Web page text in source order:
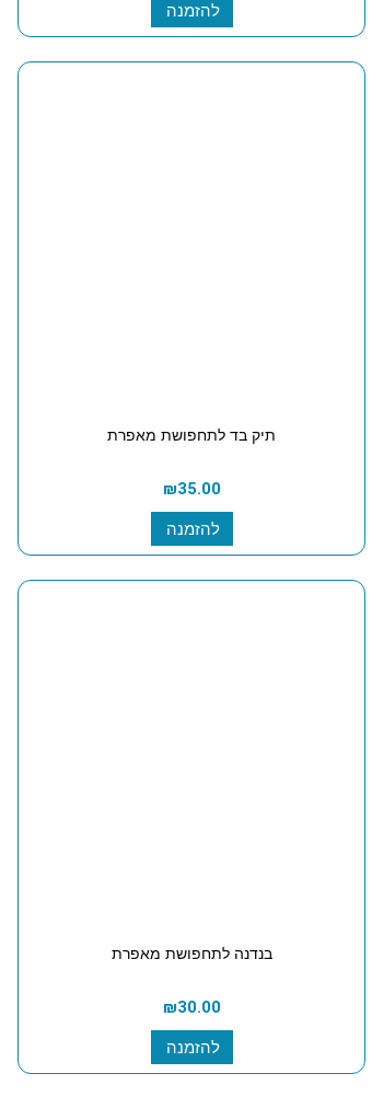
להזמנה
תיק בד לתחפושת מאפרת
₪35.00
להזמנה
בנדנה לתחפושת מאפרת
₪30.00
להזמנה